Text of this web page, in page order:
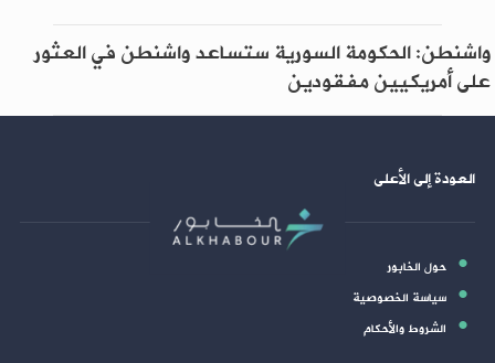
واشنطن: الحكومة السورية ستساعد واشنطن في العثور
على أمريكيين مفقودين
العودة إلى الأعلى
حول الخابور
سياسة الخصوصية
الشروط والأحكام